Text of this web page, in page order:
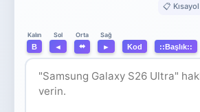
📋 Kısayol
Kalın
B
Sol
◄
Orta
⬌
Sağ
► Kod ::Başlık::